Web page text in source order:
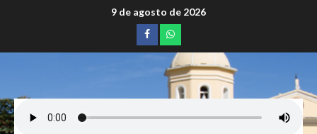
9 de agosto de 2026
Facebookwhatsapp